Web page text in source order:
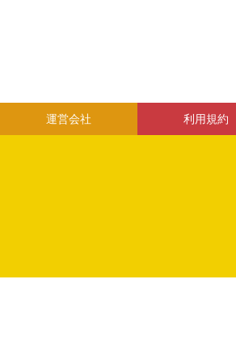
運営会社 利用規約